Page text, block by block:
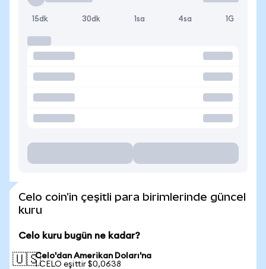
15dk 30dk 1sa 4sa 1G
Celo coin'in çeşitli para birimlerinde güncel
kuru
Celo kuru bugün ne kadar?
🇺🇸Celo'dan Amerikan Doları'na
1 CELO eşittir $0,0638